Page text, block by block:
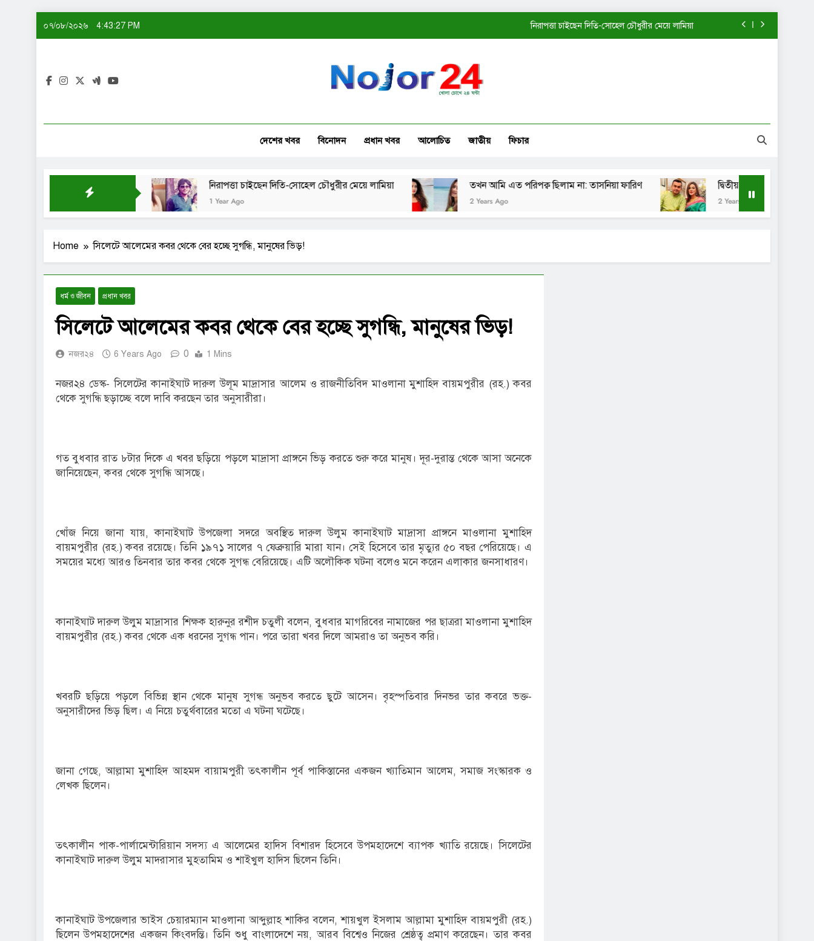
০৭/০৮/২০২৬ 4:43:28 PM নিরাপত্তা চাইছেন দিতি-সোহেল চৌধুরীর মেয়ে লামিয়া
দ্বিতীয় স্বামীর কাছে ফিরতে চাইছেন মাহিয়া মাহি?
দেশের খবর বিনোদন প্রধান খবর আলোচিত জাতীয় ফিচার
বানিয়ে নাকি: শেখ সাদী নিরাপত্তা চাইছেন দিতি-সোহেল চৌধুরীর মেয়ে লামিয়া
1 Year Ago
তখন আমি এত পরিপক্ব ছিলাম না: তাসনিয়া ফারিণ
2 Years Ago
দ্বিতীয় স্বামীর কাছে ফিরতে চাইছেন
2 Years Ago
Home সিলেটে আলেমের কবর থেকে বের হচ্ছে সুগন্ধি, মানুষের ভিড়!
ধর্ম ও জীবন প্রধান খবর
সিলেটে আলেমের কবর থেকে বের হচ্ছে সুগন্ধি, মানুষের ভিড়!
নজর২৪ 6 Years Ago 0 1 Mins
নজর২৪ ডেস্ক- সিলেটের কানাইঘাট দারুল উলূম মাদ্রাসার আলেম ও রাজনীতিবিদ মাওলানা মুশাহিদ বায়মপুরীর (রহ.) কবর
থেকে সুগন্ধি ছড়াচ্ছে বলে দাবি করছেন তার অনুসারীরা।
গত বুধবার রাত ৮টার দিকে এ খবর ছড়িয়ে পড়লে মাদ্রাসা প্রাঙ্গনে ভিড় করতে শুরু করে মানুষ। দূর-দুরান্ত থেকে আসা অনেকে
জানিয়েছেন, কবর থেকে সুগন্ধি আসছে।
খোঁজ নিয়ে জানা যায়, কানাইঘাট উপজেলা সদরে অবস্থিত দারুল উলুম কানাইঘাট মাদ্রাসা প্রাঙ্গনে মাওলানা মুশাহিদ
বায়মপুরীর (রহ.) কবর রয়েছে। তিনি ১৯৭১ সালের ৭ ফেব্রুয়ারি মারা যান। সেই হিসেবে তার মৃত্যুর ৫০ বছর পেরিয়েছে। এ
সময়ের মধ্যে আরও তিনবার তার কবর থেকে সুগন্ধ বেরিয়েছে। এটি অলৌকিক ঘটনা বলেও মনে করেন এলাকার জনসাধারণ।
কানাইঘাট দারুল উলুম মাদ্রাসার শিক্ষক হারুনুর রশীদ চতুলী বলেন, বুধবার মাগরিবের নামাজের পর ছাত্ররা মাওলানা মুশাহিদ
বায়মপুরীর (রহ.) কবর থেকে এক ধরনের সুগন্ধ পান। পরে তারা খবর দিলে আমরাও তা অনুভব করি।
খবরটি ছড়িয়ে পড়লে বিভিন্ন স্থান থেকে মানুষ সুগন্ধ অনুভব করতে ছুটে আসেন। বৃহস্পতিবার দিনভর তার কবরে ভক্ত-
অনুসারীদের ভিড় ছিল। এ নিয়ে চতুর্থবারের মতো এ ঘটনা ঘটেছে।
জানা গেছে, আল্লামা মুশাহিদ আহমদ বায়ামপুরী তৎকালীন পূর্ব পাকিস্তানের একজন খ্যাতিমান আলেম, সমাজ সংস্কারক ও
লেখক ছিলেন।
তৎকালীন পাক-পার্লামেন্টারিয়ান সদস্য এ আলেমের হাদিস বিশারদ হিসেবে উপমহাদেশে ব্যাপক খ্যাতি রয়েছে। সিলেটের
কানাইঘাট দারুল উলুম মাদরাসার মুহতামিম ও শাইখুল হাদিস ছিলেন তিনি।
কানাইঘাট উপজেলার ভাইস চেয়ারম্যান মাওলানা আব্দুল্লাহ শাকির বলেন, শায়খুল ইসলাম আল্লামা মুশাহিদ বায়মপুরী (রহ.)
ছিলেন উপমহাদেশের একজন কিংবদন্তি। তিনি শুধু বাংলাদেশে নয়, আরব বিশ্বেও নিজের শ্রেষ্ঠত্ব প্রমাণ করেছেন। তার কবর